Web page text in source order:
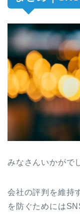
みなさんいかがで
会社の評判を維持
を防ぐためには